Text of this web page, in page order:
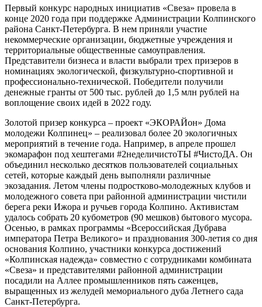
Первый конкурс народных инициатив «Свеза» провела в
конце 2020 года при поддержке Администрации Колпинского
района Санкт-Петербурга. В нем приняли участие
некоммерческие организации, бюджетные учреждения и
территориальные общественные самоуправления.
Представители бизнеса и власти выбрали трех призеров в
номинациях экологической, физкультурно-спортивной и
профессионально-технической. Победители получили
денежные гранты от 500 тыс. рублей до 1,5 млн рублей на
воплощение своих идей в 2022 году.
Золотой призер конкурса – проект «ЭКОРАЙон» Дома
молодежи Колпинец» – реализовал более 20 экологичных
мероприятий в течение года. Например, в апреле прошел
экомарафон под хештегами #2неделичистоТЫ #ЧистоДА. Он
объединил несколько десятков пользователей социальных
сетей, которые каждый день выполняли различные
экозадания. Летом члены подростково-молодежных клубов и
молодежного совета при районной администрации чистили
берега реки Ижора и ручьев города Колпино. Активистам
удалось собрать 20 кубометров (90 мешков) бытового мусора.
Осенью, в рамках программы «Всероссийская Дубрава
императора Петра Великого» и празднования 300-летия со дня
основания Колпино, участники конкурса достижений
«Колпинская надежда» совместно с сотрудниками комбината
«Свеза» и представителями районной администрации
посадили на Аллее промышленников пять саженцев,
выращенных из желудей мемориального дуба Летнего сада
Санкт-Петербурга.